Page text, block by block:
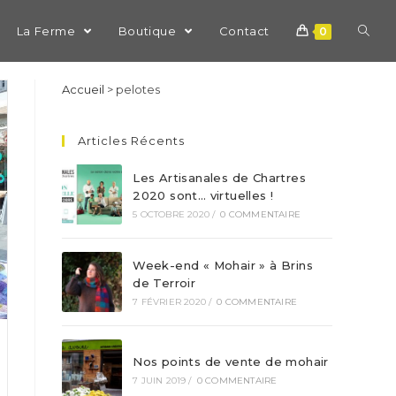
La Ferme Boutique Contact 0
Accueil > pelotes
Articles Récents
Les Artisanales de Chartres
2020 sont… virtuelles !
5 OCTOBRE 2020 / 0 COMMENTAIRE
Week-end « Mohair » à Brins
de Terroir
7 FÉVRIER 2020 / 0 COMMENTAIRE
Nos points de vente de mohair
7 JUIN 2019 / 0 COMMENTAIRE